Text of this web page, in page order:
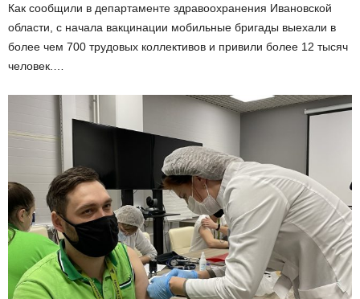
Как сообщили в департаменте здравоохранения Ивановской
области, с начала вакцинации мобильные бригады выехали в
более чем 700 трудовых коллективов и привили более 12 тысяч
человек.…